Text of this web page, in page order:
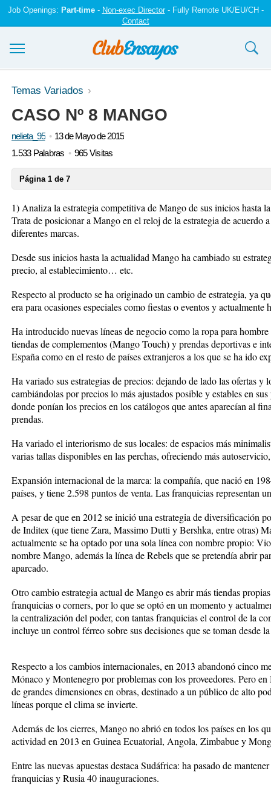
Job Openings: Part-time- Non-exec Director- Fully Remote UK/EU/CH -
Contact
Ensayos y trabajos
Registrarse
Iniciar sesión
Temas Variados
CASO Nº 8 MANGO
nelieta_95
13 de Mayo de 2015
1.533 Palabras
965 Visitas
Página 1 de 7
1) Analiza la estrategia competitiva de Mango de sus inicios hasta
Trata de posicionar a Mango en el reloj de la estrategia de acuerdo
diferentes marcas.
Desde sus inicios hasta la actualidad Mango ha cambiado su
precio, al establecimiento… etc.
Respecto al producto se ha originado un cambio de estrategia, ya
era para ocasiones especiales como fiestas o eventos y actualmente
Ha introducido nuevas líneas de negocio como la ropa para
tiendas de complementos (Mango Touch) y prendas deportivas e
España como en el resto de países extranjeros a los que se ha ido
Ha variado sus estrategias de precios: dejando de lado las ofertas y
cambiándolas por precios lo más ajustados posible y estables en
donde ponían los precios en los catálogos que antes aparecían al
prendas.
Ha variado el interiorismo de sus locales: de espacios más
varias tallas disponibles en las perchas, ofreciendo más
Expansión internacional de la marca: la compañía, que nació en
países, y tiene 2.598 puntos de venta. Las franquicias representan
A pesar de que en 2012 se inició una estrategia de diversificación
de Inditex (que tiene Zara, Massimo Dutti y Bershka, entre otras)
actualmente se ha optado por una sola línea con nombre propio:
nombre Mango, además la línea de Rebels que se pretendía abrir
aparcado.
Otro cambio estrategia actual de Mango es abrir más tiendas
franquicias o corners, por lo que se optó en un momento y
la centralización del poder, con tantas franquicias el control de la
incluye un control férreo sobre sus decisiones que se toman desde
Respecto a los cambios internacionales, en 2013 abandonó cinco
Mónaco y Montenegro por problemas con los proveedores. Pero
de grandes dimensiones en obras, destinado a un público de alto
líneas porque el clima se invierte.
Además de los cierres, Mango no abrió en todos los países en los
actividad en 2013 en Guinea Ecuatorial, Angola, Zimbabue y
Entre las nuevas apuestas destaca Sudáfrica: ha pasado de
franquicias y Rusia 40 inauguraciones.